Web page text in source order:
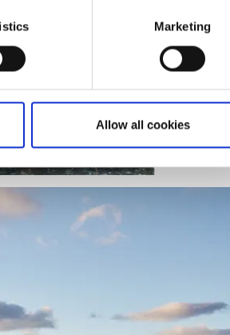
Marketing
Allow all cookies
Njut av
varma
stunder,
smarrig
middag.
30